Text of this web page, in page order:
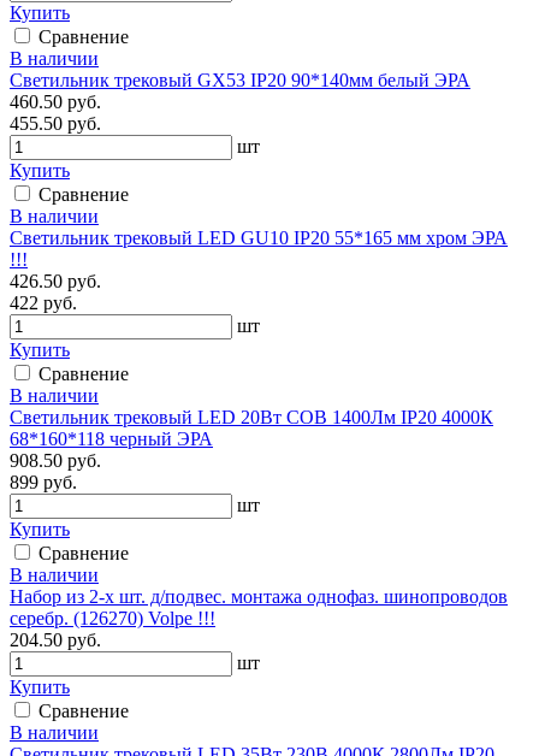
Купить
Сравнение
В наличии
Светильник трековый GX53 IP20 90*140мм белый ЭРА
460.50 руб.
455.50 руб.
шт
Купить
Сравнение
В наличии
Светильник трековый LED GU10 IP20 55*165 мм хром ЭРА
!!!
426.50 руб.
422 руб.
шт
Купить
Сравнение
В наличии
Светильник трековый LED 20Вт COB 1400Лм IP20 4000К
68*160*118 черный ЭРА
908.50 руб.
899 руб.
шт
Купить
Сравнение
В наличии
Набор из 2-х шт. д/подвес. монтажа однофаз. шинопроводов
серебр. (126270) Volpe !!!
204.50 руб.
шт
Купить
Сравнение
В наличии